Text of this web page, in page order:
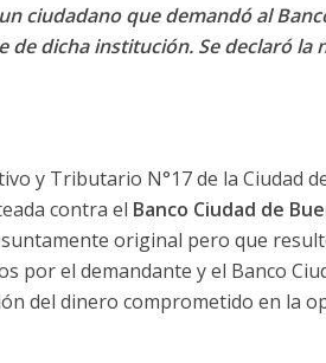
ciudadano que demandó al
dicha institución. Se declaró la
y Tributario N°17 de la Ciudad
contra el Banco Ciudad de
original pero que
por el demandante y el Banco
del dinero comprometido en la